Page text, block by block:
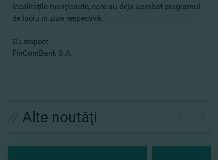
localităţile menţionate, care au deja aprobat programul
de lucru în ziua respectivă.
Cu respect,
FinComBank S.A.
Alte noutăţi